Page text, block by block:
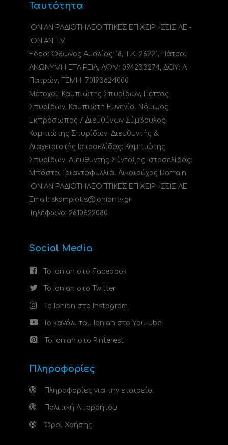
Ταυτότητα
ΙΟΝΙΑΝ ΡΑΔΙΟΤΗΛΕΟΠΤΙΚΕΣ ΕΠΙΧΕΙΡΗΣΕΙΣ ΑΕ -
IONIAN TV
Έδρα: Όθωνος Αμαλίας 18, Τ.Κ. 26221, Πάτρα.
ΑΝΩΝΥΜΗ ΕΤΑΙΡΕΙΑ, ΑΦΜ: 094233274, ΔΟΥ: A
Πατρών, ΓΕΜΗ: 70193624000.
Μέτοχοι: Καμπιώτης Σπυρίδων, Πέττας
Σπυρίδων, Καμπιώτη Ευγενία. Νόμιμος
Εκπρόσωπος / Διευθύνων Σύμβουλος:
Καμπιώτης Σπυρίδων. Διευθυντής &
Διαχειριστής Ιστοσελίδας: Καμπιώτης
Σπυρίδων. Διευθυντής Σύνταξης Ιστοσελίδας:
Μπάστα Τριανταφυλλιά. Δικαιούχος Domain:
ΙΟΝΙΑΝ ΡΑΔΙΟΤΗΛΕΟΠΤΙΚΕΣ ΕΠΙΧΕΙΡΗΣΕΙΣ ΑΕ
Email: skampiotis@ioniantv.gr
Τηλέφωνο: 2610622080.
Social Media
Το Ionian στο Facebook
Το Ionian στο Twitter
Το Ionian στο Instagram
Το κανάλι του Ionian στο YouTube
Το Ionian στο Pinterest
Πληροφορίες
Πληροφορίες για την εταιρεία
Πολιτική Απορρήτου
Όροι Χρήσης